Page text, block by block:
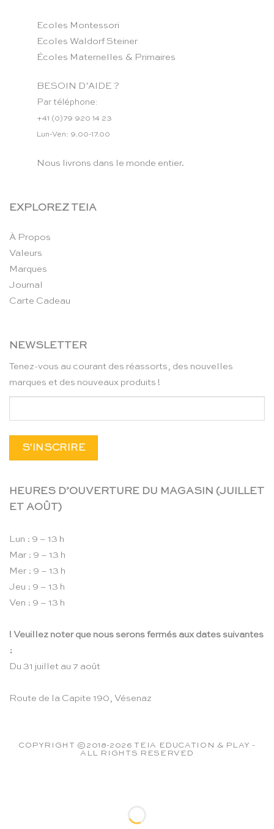
Ecoles Montessori
Ecoles Waldorf Steiner
Écoles Maternelles & Primaires
BESOIN D’AIDE ?
Par téléphone:
+41 (0)79 920 14 23
Lun-Ven: 9.00-17.00
Nous livrons dans le monde entier.
EXPLOREZ TEIA
À Propos
Valeurs
Marques
Journal
Carte Cadeau
NEWSLETTER
Tenez-vous au courant des réassorts, des nouvelles
marques et des nouveaux produits !
HEURES D’OUVERTURE DU MAGASIN (JUILLET
ET AOÛT)
Lun : 9 – 13 h
Mar : 9 – 13 h
Mer : 9 – 13 h
Jeu : 9 – 13 h
Ven : 9 – 13 h
! Veuillez noter que nous serons fermés aux dates suivantes
:
Du 31 juillet au 7 août
Route de la Capite 190, Vésenaz
COPYRIGHT ©2018-2026 TEIA EDUCATION & PLAY -
ALL RIGHTS RESERVED